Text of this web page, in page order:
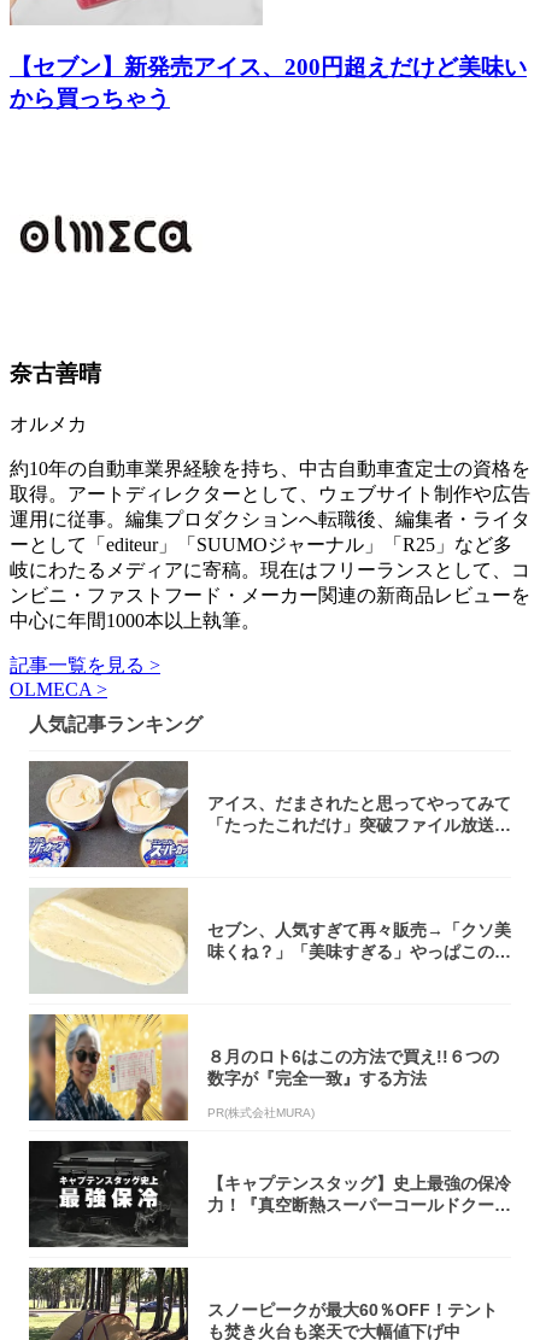
【セブン】新発売アイス、200円超えだけど美味い
から買っちゃう
奈古善晴
オルメカ
約10年の自動車業界経験を持ち、中古自動車査定士の資格を
取得。アートディレクターとして、ウェブサイト制作や広告
運用に従事。編集プロダクションへ転職後、編集者・ライタ
ーとして「editeur」「SUUMOジャーナル」「R25」など多
岐にわたるメディアに寄稿。現在はフリーランスとして、コ
ンビニ・ファストフード・メーカー関連の新商品レビューを
中心に年間1000本以上執筆。
記事一覧を見る >
OLMECA >
人気記事ランキング
アイス、だまされたと思ってやってみて
「たったこれだけ」突破ファイル放送で
セブン、人気すぎて再々販売→「クソ美
味くね？」「美味すぎる」やっぱこのク
８月のロト6はこの方法で買え!!６つの
数字が『完全一致』する方法
PR(株式会社MURA)
【キャプテンスタッグ】史上最強の保冷
力！『真空断熱スーパーコールドクーラ
スノーピークが最大60％OFF！テント
も焚き火台も楽天で大幅値下げ中